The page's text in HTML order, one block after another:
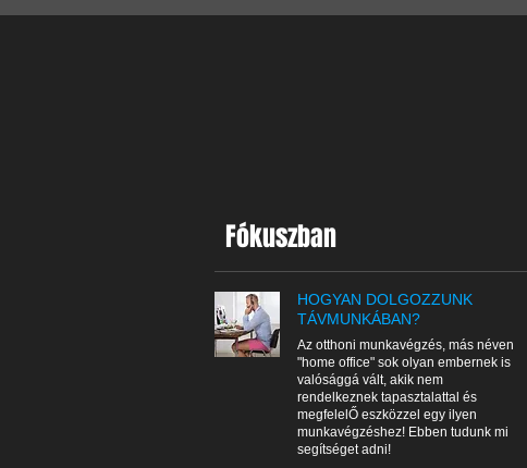
Fókuszban
HOGYAN DOLGOZZUNK
TÁVMUNKÁBAN?
Az otthoni munkavégzés, más néven
"home office" sok olyan embernek is
valósággá vált, akik nem
rendelkeznek tapasztalattal és
megfelelŐ eszközzel egy ilyen
munkavégzéshez! Ebben tudunk mi
segítséget adni!